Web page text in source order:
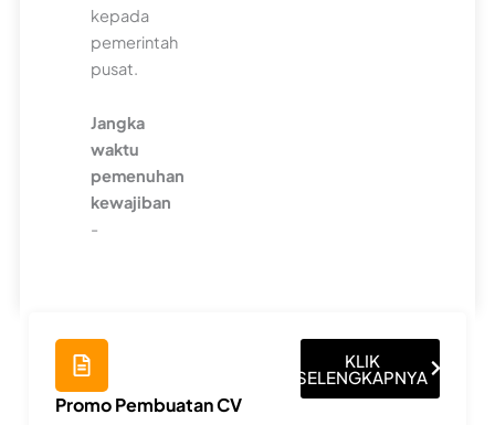
kepada
pemerintah
pusat.
Jangka
waktu
pemenuhan
kewajiban
-
Promo Pembuatan CV
KLIK
SELENGKAPNYA